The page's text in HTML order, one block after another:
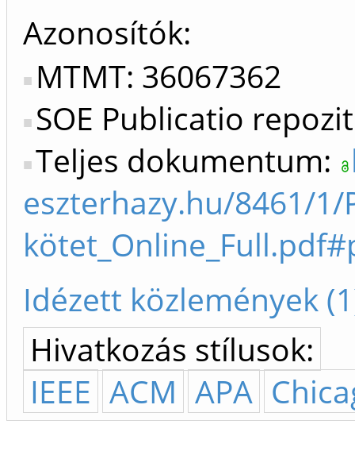
Azonosítók
MTMT: 36067362
SOE Publicatio
Teljes dokumentum:
eszterhazy.hu/8461/1/
Idézett közlemények
Hivatkozás stílusok:
IEEE ACM APA